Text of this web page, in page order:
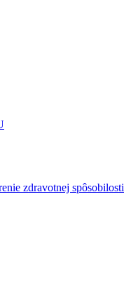
zdravotnej spôsobilosti